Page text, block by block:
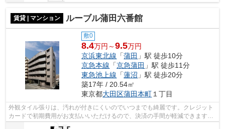
賃貸 | マンション ルーブル蒲田六番館
敷0
8.4万円～9.5万円
京浜東北線 「蒲田 」駅 徒歩10分
京急本線 「京急蒲田 」駅 徒歩11分
東急池上線 「蓮沼 」駅 徒歩20分
築17年 / 20.54㎡
東京都大田区蒲田本町 １丁目
外観タイル張りは、汚れが付きにくいのでいつまでも綺麗です。クレジット
カードで初期費用がお支払いいただけるので、決済の手間が軽減できます。
造りとデザインに関して、自信をもっ...